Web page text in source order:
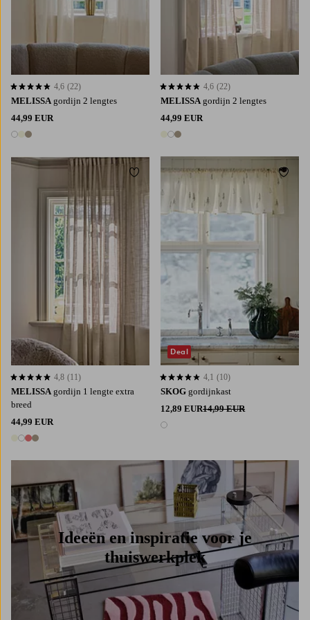
MELISSA gordijn 2 lengtes
44,99 EUR
3 kleuren
4,6 op basis van 22 beoordelingen
4,6 (22)
MELISSA gordijn 2 lengtes
44,99 EUR
3 kleuren
4,6 op basis van 22 beoordelingen
4,6 (22)
MELISSA gordijn 1 lengte extra
breed
44,99 EUR
4 kleuren
4,8 op basis van 11 beoordelingen
4,8 (11)
Toevoegen aan favorieten
300
SKOG gordijnkast
12,89 EUR14,99 EUR
1 kleur
4,1 op basis van 10 beoordelingen
4,1 (10)
Deal
Ideeën en inspiratie voor je
thuiswerkplek